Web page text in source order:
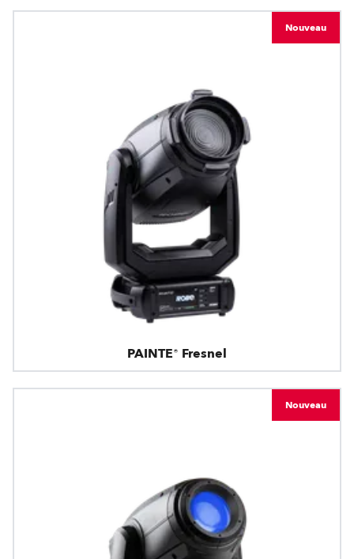
PAINTE® Fresnel
Nouveau
Nouveau